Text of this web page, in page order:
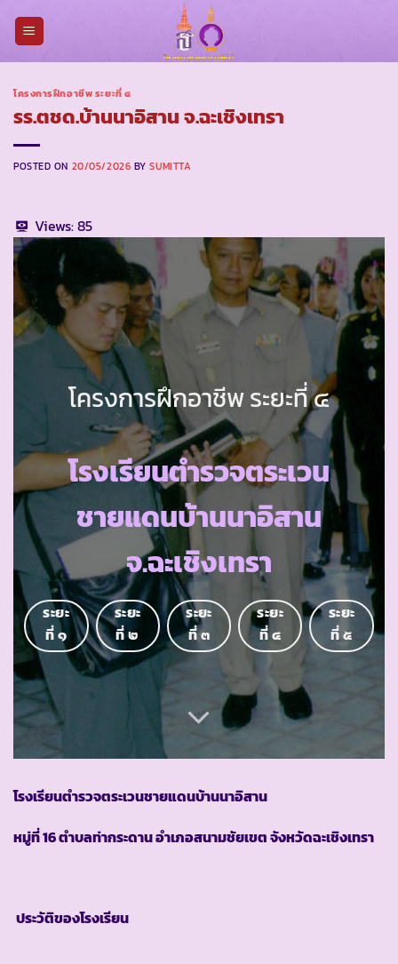
โครงการฝึกอาชีพ ระยะที่ ๔
รร.ตชด.บ้านนาอิสาน จ.ฉะเชิงเทรา
POSTED ON 20/05/2026 BYSUMITTA
Views:85
โครงการฝึกอาชีพ ระยะที่ ๔
โรงเรียนตำรวจตระเวน
ชายแดนบ้านนาอิสาน
จ.ฉะเชิงเทรา
ระยะ
ที่ ๑
ระยะ
ที่ ๒
ระยะ
ที่ ๓
ระยะ
ที่ ๔
ระยะ
ที่ ๕
โรงเรียนตำรวจตระเวนชายแดนบ้านนาอิสาน
หมู่ที่ 16 ตำบลท่ากระดาน อำเภอสนามชัยเขต จังหวัดฉะเชิงเทรา
ประวัติของโรงเรียน